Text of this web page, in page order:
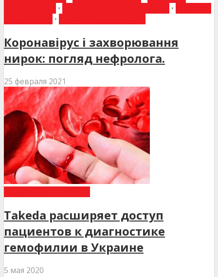
• •
•
Коронавірус і захворювання
нирок: погляд нефролога.
25 февраля 2021
Takeda расширяет доступ
пациентов к диагностике
гемофилии в Украине
5 мая 2020